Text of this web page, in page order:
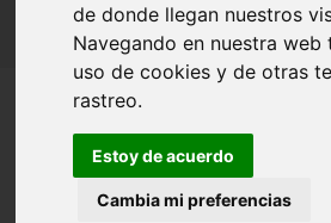
de donde llegan nuestros
Navegando en nuestra web
uso de cookies y de otras
rastreo.
Estoy de acuerdo
Cambia mi preferencias